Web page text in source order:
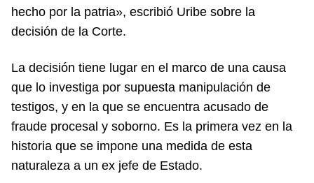
hecho por la patria», escribió Uribe sobre la
decisión de la Corte.
La decisión tiene lugar en el marco de una causa
que lo investiga por supuesta manipulación de
testigos, y en la que se encuentra acusado de
fraude procesal y soborno. Es la primera vez en la
historia que se impone una medida de esta
naturaleza a un ex jefe de Estado.